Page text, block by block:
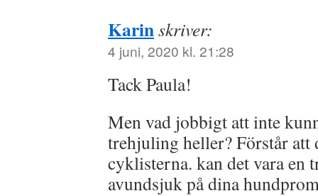
Karinskriver:
4 juni, 2020 kl. 21:28
Tack Paula!
Men vad jobbigt att inte
trehjuling heller? Förstår att
cyklisterna. kan det vara en
avundsjuk på dina